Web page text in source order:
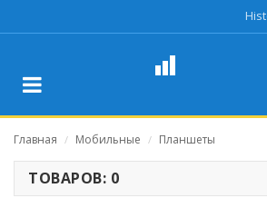
Главная / Мобильные / Планшеты
ТОВАРОВ: 0